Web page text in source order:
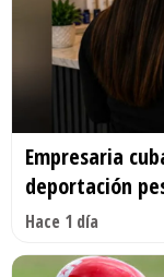
Empresaria
deportación
Hace 1 día